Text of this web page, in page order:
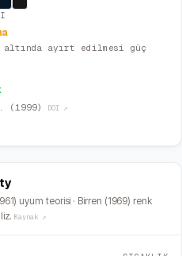
altında ayırt edilmesi güç
(1999) DOI ↗
uyum teorisi · Birren (1969) renk
Kaynak ↗